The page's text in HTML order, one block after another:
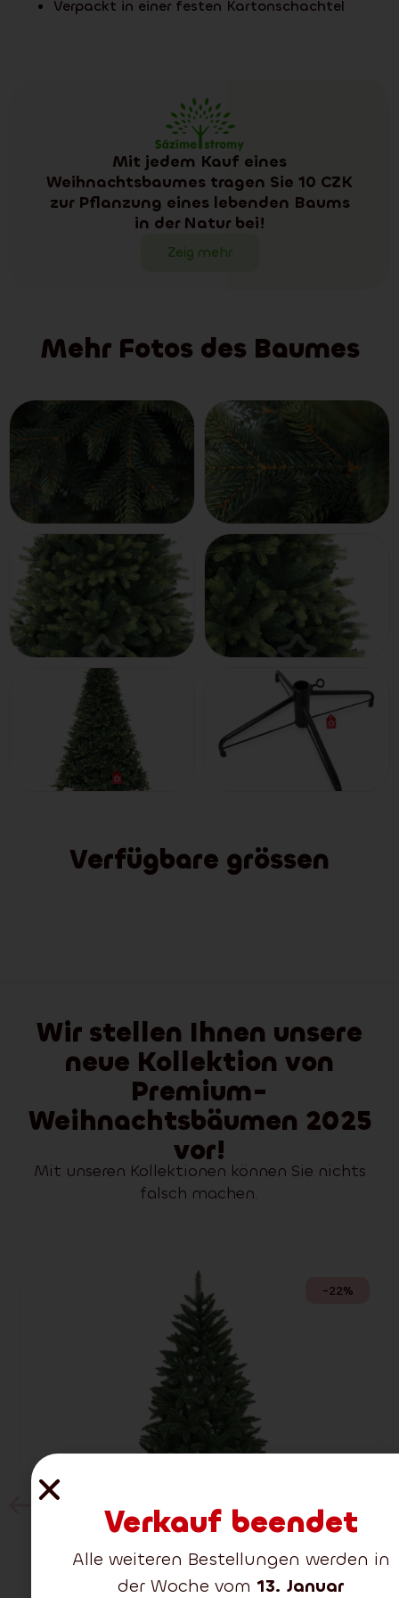
Verpackt in einer festen Kartonschachtel
Mit jedem Kauf eines
Weihnachtsbaumes tragen Sie 10 CZK
zur Pflanzung eines lebenden Baums
in der Natur bei!
Zeig mehr
Mehr Fotos des Baumes
Verfügbare grössen
Wir stellen Ihnen unsere
neue Kollektion von
Premium-
Weihnachtsbäumen 2025
vor!
Mit unseren Kollektionen können Sie nichts
falsch machen.
-22%
Verkauf beendet
Alle weiteren Bestellungen werden in
der Woche vom 13. Januar